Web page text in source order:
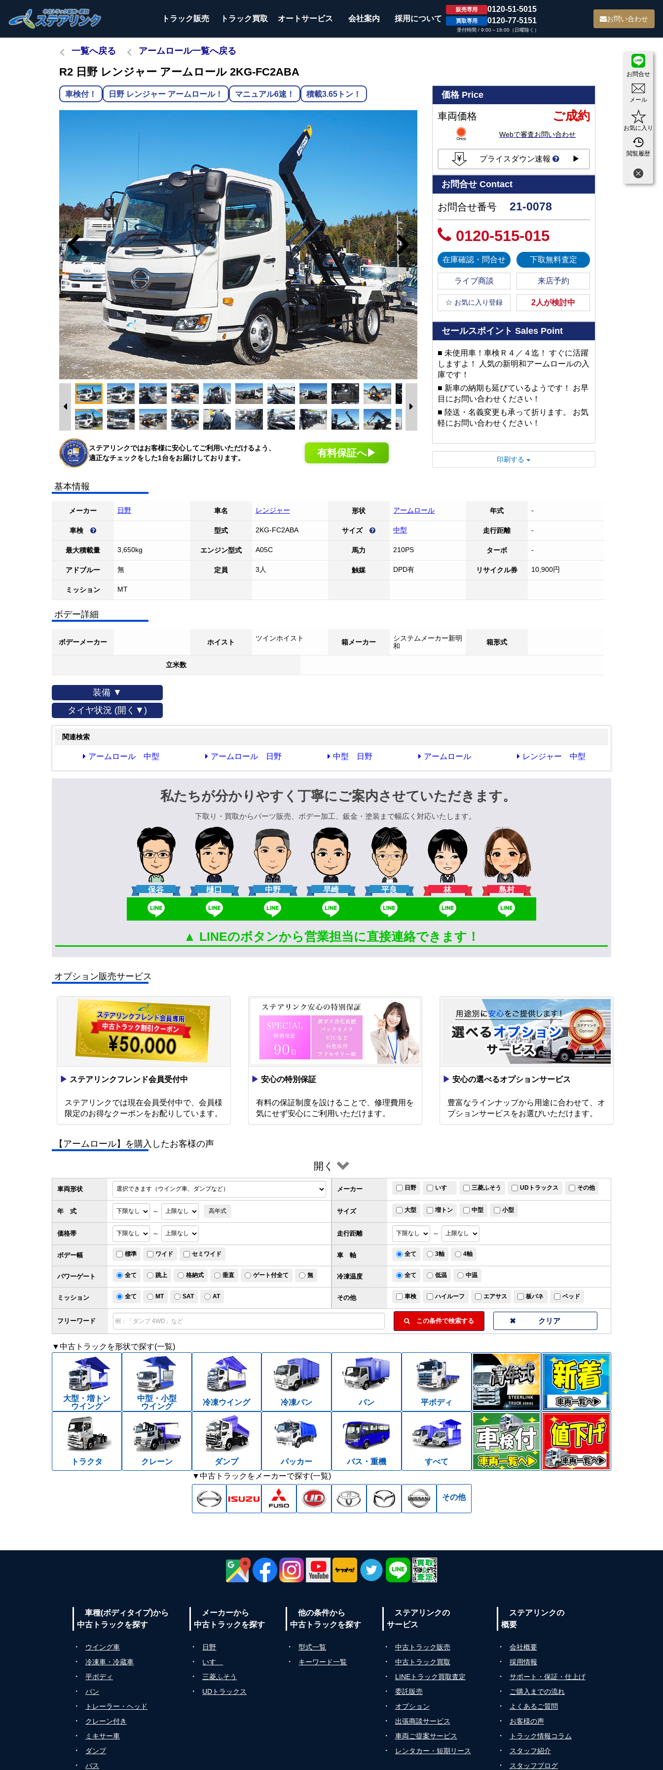
トラック販売 トラック買取 オートサービス 会社案内 採用について
販売専用 0120-51-5015
買取専用 0120-77-5151
受付時間 / 9:00～18:00（日曜除く）
お問い合わせ
お問合せ
メール
お気に入り
閲覧履歴
一覧へ戻る アームロール一覧へ戻る
R2 日野 レンジャー アームロール 2KG-FC2ABA
車検付！ 日野 レンジャー アームロール！ マニュアル6速！ 積載3.65トン！
ステアリンクではお客様に安心してご利用いただけるよう、
適正なチェックをした1台をお届けしております。
有料保証へ▶
価格Price
車両価格 ご成約
Webで審査お問い合わせ
プライスダウン速報 ▶
お問合せ Contact
お問合せ番号 21-0078
0120-515-015
在庫確認・問合せ 下取無料査定
ライブ商談 来店予約
☆ お気に入り登録 2人が検討中
セールスポイント Sales Point
■ 未使用車！車検Ｒ４／４迄！ すぐに活躍
しますよ！ 人気の新明和アームロールの入
庫です！
■ 新車の納期も延びているようです！ お早
目にお問い合わせください！
■ 陸送・名義変更も承って折ります。 お気
軽にお問い合わせください！
印刷する
基本情報
メーカー 日野 車名 レンジャー 形状 アームロール 年式 -
車検 型式 2KG-FC2ABA サイズ 中型 走行距離 -
最大積載量 3,650kg エンジン型式 A05C 馬力 210PS ターボ -
アドブルー 無 定員 3人 触媒 DPD有 リサイクル券 10,900円
ミッション MT
ボデー詳細
ボデーメーカー ホイスト ツインホイスト 箱メーカー
システムメーカー新明
和
箱形式
立米数
装備 ▼
タイヤ状況 (開く▼)
関連検索
アームロール 中型 アームロール 日野 中型 日野 アームロール レンジャー 中型
私たちが分かりやすく丁寧にご案内させていただきます。
下取り・買取からパーツ販売、ボデー加工、鈑金・塗装まで幅広く対応いたします。
保谷 樋口 中野 早崎 平良 林 島村
▲ LINEのボタンから営業担当に直接連絡できます！
オプション販売サービス
▶ ステアリンクフレンド会員受付中
ステアリンクでは現在会員受付中で、会員様
限定のお得なクーポンをお配りしています。
▶ 安心の特別保証
有料の保証制度を設けることで、修理費用を
気にせず安心にご利用いただけます。
▶ 安心の選べるオプションサービス
豊富なラインナップから用途に合わせて、オ
プションサービスをお選びいただけます。
【アームロール】を購入したお客様の声
開く
車両形状
サイズ 大型 増トン 中型 小型
価格帯 ～
フリーワード この条件で検索する
メーカー 日野 いすゞ 三菱ふそう UDトラックス その他
年 式 ～ 高年式
走行距離 ～
ボデー幅 標準 ワイド セミワイド 車 軸 全て 3軸 4軸
パワーゲート 全て 跳上 格納式 垂直 ゲート付全て 無 冷凍温度 全て 低温 中温
ミッション 全て MT SAT AT その他 車検 ハイルーフ エアサス 板バネ ベッド
▼中古トラックを形状で探す(一覧)
大型・増トン
ウイング
中型・小型
ウイング
冷凍ウイング 冷凍バン バン 平ボディ
トラクタ クレーン ダンプ パッカー バス・重機
すべて
▼中古トラックをメーカーで探す(一覧)
その他
車種(ボディタイプ)から
中古トラックを探す
・ ウイング車
・ 冷凍車・冷蔵車
・ 平ボディ
・ バン
・ トレーラー・ヘッド
・ クレーン付き
・ ミキサー車
・ ダンプ
・ バス
メーカーから
中古トラックを探す
・ 日野
・ いすゞ
・ 三菱ふそう
・ UDトラックス
他の条件から
中古トラックを探す
・ 型式一覧
・ キーワード一覧
ステアリンクの
サービス
・ 中古トラック販売
・ 中古トラック買取
・ LINEトラック買取査定
・ 委託販売
・ オプション
・ 出張商談サービス
・ 車両ご提案サービス
・ レンタカー・短期リース
ステアリンクの
概要
・ 会社概要
・ 採用情報
・ サポート・保証・仕上げ
・ ご購入までの流れ
・ よくあるご質問
・ お客様の声
・ トラック情報コラム
・ スタッフ紹介
・ スタッフブログ